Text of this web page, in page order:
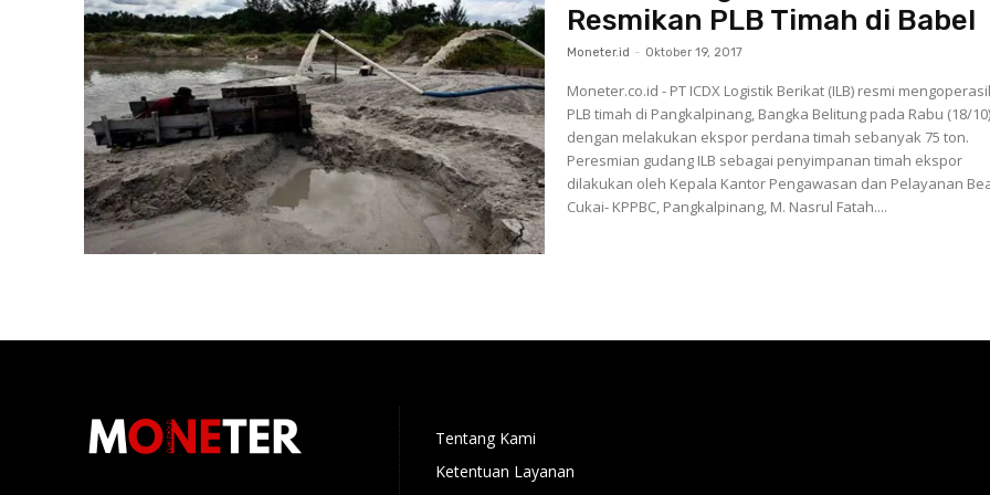
Resmikan PLB Timah di Babel
Moneter.id - Oktober 19, 2017
Moneter.co.id - PT ICDX Logistik Berikat (ILB) resmi
PLB timah di Pangkalpinang, Bangka Belitung pada Rabu (18/10)
dengan melakukan ekspor perdana timah sebanyak 75 ton.
Peresmian gudang ILB sebagai penyimpanan timah ekspor
dilakukan oleh Kepala Kantor Pengawasan dan Pelayanan
Cukai- KPPBC, Pangkalpinang, M. Nasrul Fatah....
Tentang Kami
Ketentuan Layanan